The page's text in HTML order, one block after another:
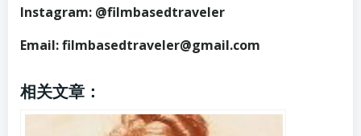
Instagram: @filmbasedtraveler
Email: filmbasedtraveler@gmail.com
相关文章：